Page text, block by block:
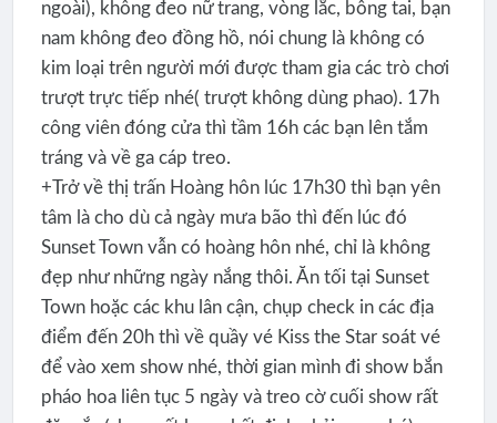
ngoài), không đeo nữ trang, vòng lắc, bông tai, bạn
nam không đeo đồng hồ, nói chung là không có
kim loại trên người mới được tham gia các trò chơi
trượt trực tiếp nhé( trượt không dùng phao). 17h
công viên đóng cửa thì tầm 16h các bạn lên tắm
tráng và về ga cáp treo.
+Trở về thị trấn Hoàng hôn lúc 17h30 thì bạn yên
tâm là cho dù cả ngày mưa bão thì đến lúc đó
Sunset Town vẫn có hoàng hôn nhé, chỉ là không
đẹp như những ngày nắng thôi. Ăn tối tại Sunset
Town hoặc các khu lân cận, chụp check in các địa
điểm đến 20h thì về quầy vé Kiss the Star soát vé
để vào xem show nhé, thời gian mình đi show bắn
pháo hoa liên tục 5 ngày và treo cờ cuối show rất